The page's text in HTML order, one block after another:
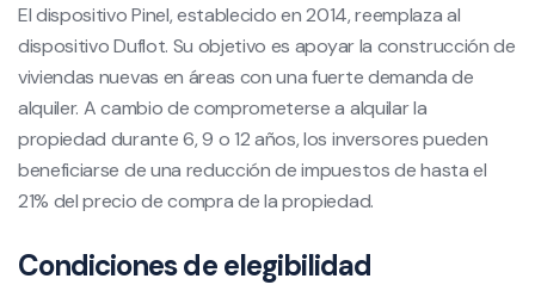
El dispositivo Pinel, establecido en 2014, reemplaza al
dispositivo Duflot. Su objetivo es apoyar la construcción de
viviendas nuevas en áreas con una fuerte demanda de
alquiler. A cambio de comprometerse a alquilar la
propiedad durante 6, 9 o 12 años, los inversores pueden
beneficiarse de una reducción de impuestos de hasta el
21% del precio de compra de la propiedad.
Condiciones de elegibilidad